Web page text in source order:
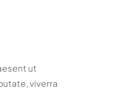
ut
viverra